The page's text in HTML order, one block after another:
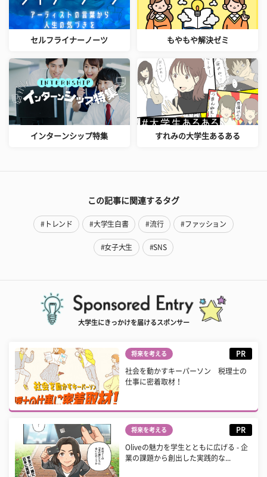
セルフライナーノーツ もやもや解決ゼミ
インターンシップ特集 すれみの大学生あるある
この記事に関連するタグ
#トレンド #大学生白書 #流行 #ファッション
#女子大生 #SNS
大学生にきっかけを届けるスポンサー
将来を考える PR
社会を動かすキーパーソン 税理士の
仕事に密着取材！
将来を考える PR
Oliveの魅力を学生とともに広げる - 企
業の課題から創出した実践的な...